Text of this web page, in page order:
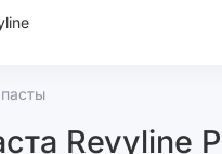
Revyline